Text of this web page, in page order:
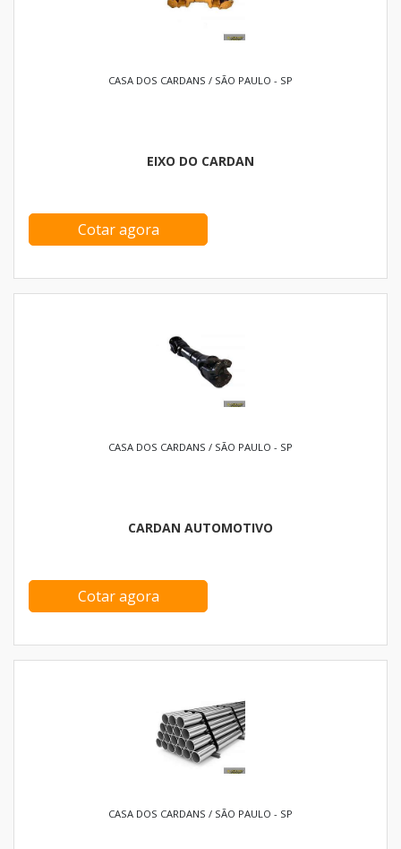
CASA DOS CARDANS / SÃO PAULO - SP
EIXO DO CARDAN
Cotar agora
CASA DOS CARDANS / SÃO PAULO - SP
CARDAN AUTOMOTIVO
Cotar agora
CASA DOS CARDANS / SÃO PAULO - SP